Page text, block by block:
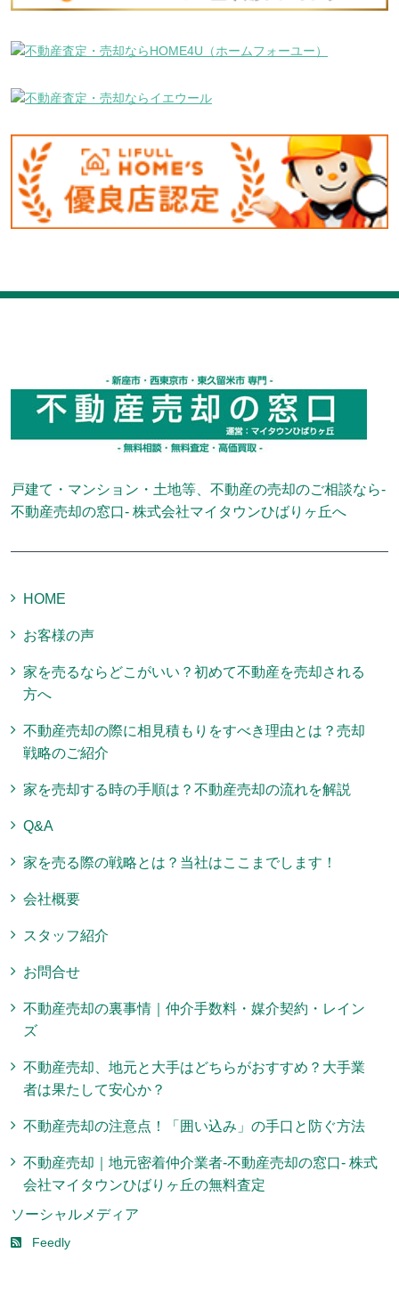
戸建て・マンション・土地等、不動産の売却のご相談なら-
不動産売却の窓口- 株式会社マイタウンひばりヶ丘へ
HOME
お客様の声
家を売るならどこがいい？初めて不動産を売却される
方へ
不動産売却の際に相見積もりをすべき理由とは？売却
戦略のご紹介
家を売却する時の手順は？不動産売却の流れを解説
Q&A
家を売る際の戦略とは？当社はここまでします！
会社概要
スタッフ紹介
お問合せ
不動産売却の裏事情｜仲介手数料・媒介契約・レイン
ズ
不動産売却、地元と大手はどちらがおすすめ？大手業
者は果たして安心か？
不動産売却の注意点！「囲い込み」の手口と防ぐ方法
不動産売却｜地元密着仲介業者-不動産売却の窓口- 株式
会社マイタウンひばりヶ丘の無料査定
ソーシャルメディア
Feedly